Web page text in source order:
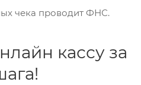
чека проводит ФНС.
кассу за